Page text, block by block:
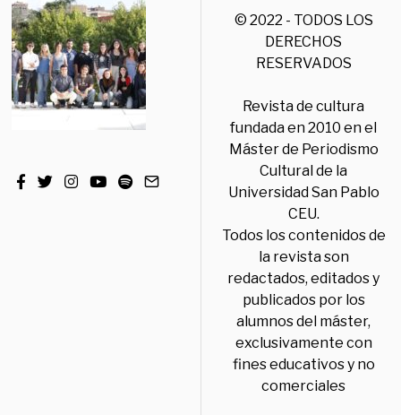
© 2022 - TODOS LOS
DERECHOS
RESERVADOS
Revista de cultura
fundada en 2010 en el
Máster de Periodismo
Cultural de la
Universidad San Pablo
CEU.
Todos los contenidos de
la revista son
redactados, editados y
publicados por los
alumnos del máster,
exclusivamente con
fines educativos y no
comerciales